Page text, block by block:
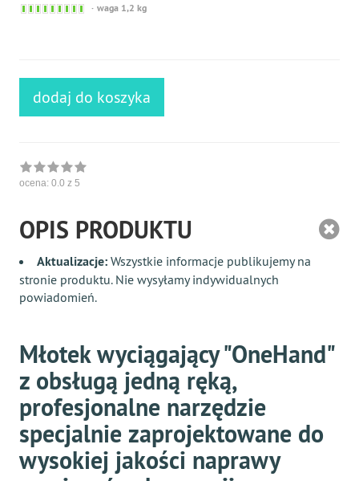
Sofort
waga 1,2 kg
dodaj do koszyka
ocena: 0.0 z 5
OPIS PRODUKTU
Aktualizacje: Wszystkie informacje publikujemy na
stronie produktu. Nie wysyłamy indywidualnych
powiadomień.
Młotek wyciągający "OneHand"
z obsługą jedną ręką,
profesjonalne narzędzie
specjalnie zaprojektowane do
wysokiej jakości naprawy